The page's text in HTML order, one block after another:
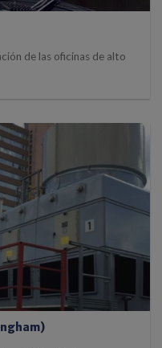
de las oficinas de alto